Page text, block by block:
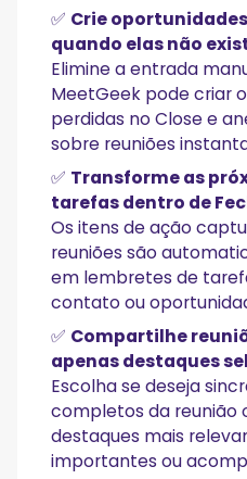
✅ Crie
quando elas não
Elimine a entrada
MeetGeek pode criar
perdidas no Close e
sobre reuniões
✅ Transforme as
tarefas dentro de
Os itens de ação
reuniões são
em lembretes de
contato ou
✅ Compartilhe
apenas destaques
Escolha se deseja
completos da reunião
destaques mais
importantes ou